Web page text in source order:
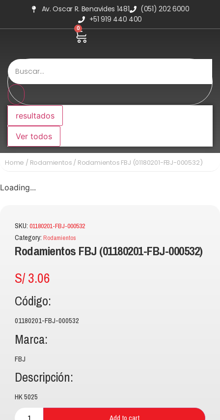
Av. Oscar R. Benavides 1481
(051) 202 6000
+51 919 440 400
0
resultados
Ver todos
Home / Rodamientos / Rodamientos FBJ (01180201-FBJ-000532)
Loading...
SKU: 01180201-FBJ-000532
Category: Rodamientos
Rodamientos FBJ (01180201-FBJ-000532)
S/3.06
Código:
01180201-FBJ-000532
Marca:
FBJ
Descripción:
HK 5025